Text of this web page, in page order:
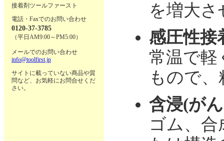
接着剤ツールファースト
電話・Faxでのお問い合わせ
0120-37-3785
（平日AM9:00～PM5:00）
メールでのお問い合わせ
info@toolfirst.jp
サイトに載っていない商品や質
問など、お気軽にお問合せくだ
さい。
を増大さ
感圧性接
常温で軽
もので
含浸(が
ゴム、